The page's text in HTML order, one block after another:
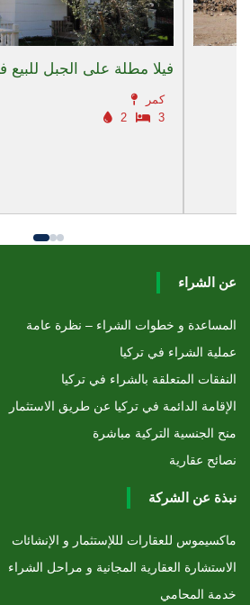
فيلا مطلة على الجبل للبيع
كمر
3
2
عن الشراء
المساعدة و خطوات الشراء – نظرة عامة
عملية الشراء في تركيا
النفقات المتعلقة بالشراء في تركيا
الإقامة الدائمة في تركيا عن طريق الاستثمار
منح الجنسية التركية مباشرة
نصائح عقارية
نبذة عن الشركة
ماكسيموس للعقارات لللإستثمار و الإنشائات
الاستشارة العقارية المجانية و مراحل الشراء
خدمة المحامي